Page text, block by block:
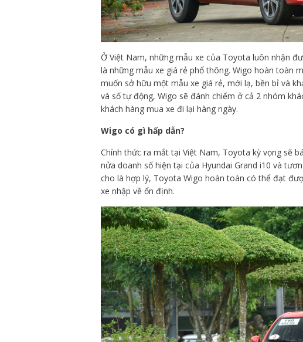
Ở Việt Nam, những mẫu xe của Toyota luôn nhận
là những mẫu xe giá rẻ phổ thông. Wigo hoàn toàn
muốn sở hữu một mẫu xe giá rẻ, mới lạ, bền bỉ và
và số tự động, Wigo sẽ đánh chiếm ở cả 2 nhóm
khách hàng mua xe đi lại hàng ngày.
Wigo có gì hấp dẫn?
Chính thức ra mắt tại Việt Nam, Toyota kỳ vọng sẽ
nửa doanh số hiện tại của Hyundai Grand i10 và
cho là hợp lý, Toyota Wigo hoàn toàn có thể đạt
xe nhập về ổn định.